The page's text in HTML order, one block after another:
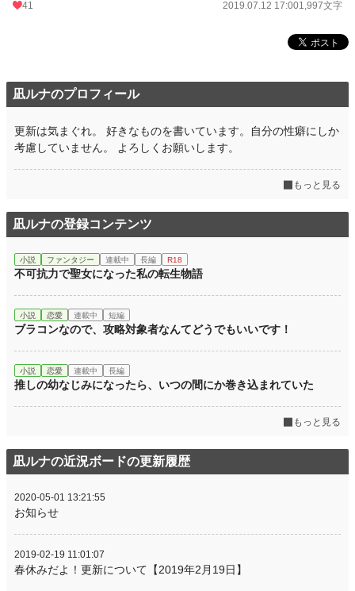
41 2019.07.12 17:001,997文字
凪ルナのプロフィール
更新は気まぐれ。 好きなものを書いています。自分の性癖にしか
考慮していません。 よろしくお願いします。
もっと見る
凪ルナの登録コンテンツ
小説 ファンタジー 連載中 長編 R18
不可抗力で聖女になった私の転生物語
小説 恋愛 連載中 短編
ブラコンなので、攻略対象者なんてどうでもいいです！
小説 恋愛 連載中 長編
推しの幼なじみになったら、いつの間にか巻き込まれていた
もっと見る
凪ルナの近況ボードの更新履歴
2020-05-01 13:21:55
お知らせ
2019-02-19 11:01:07
春休みだよ！更新について【2019年2月19日】